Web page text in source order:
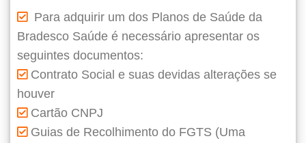
Para adquirir um dos Planos de Saúde da
Bradesco Saúde é necessário apresentar os
seguintes documentos:
Contrato Social e suas devidas alterações se
houver
Cartão CNPJ
Guias de Recolhimento do FGTS (Uma